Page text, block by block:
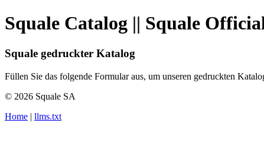
Squale Catalog || Squale
Squale gedruckter Katalog
Füllen Sie das folgende Formular aus, um unseren gedruckten
© 2026 Squale SA
Home | llms.txt